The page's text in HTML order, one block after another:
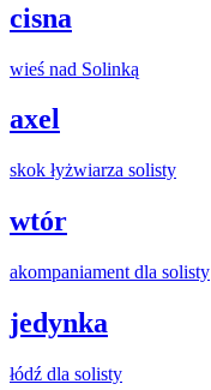
cisna
wieś nad Solinką
axel
skok łyżwiarza solisty
wtór
akompaniament dla solisty
jedynka
łódź dla solisty